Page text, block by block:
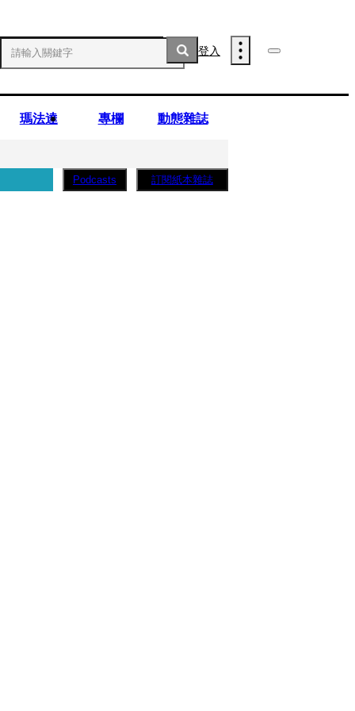
登入
瑪法達 專欄 動態雜誌
Podcasts 訂閱紙本雜誌